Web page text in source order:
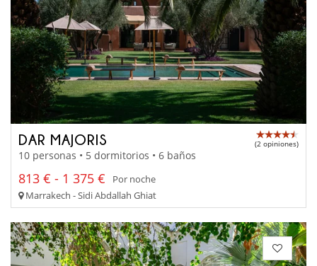
DAR MAJORIS (2 opiniones)
10 personas • 5 dormitorios • 6 baños
813 € - 1 375 €
Por noche
Marrakech - Sidi Abdallah Ghiat